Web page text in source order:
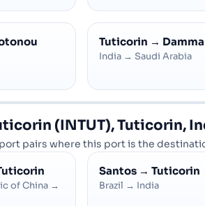
Tuticorin →
India → Saudi Arabia
(INTUT), Tuticorin,
pairs where this port is the
of China →
Santos → Tuticorin
Brazil → India